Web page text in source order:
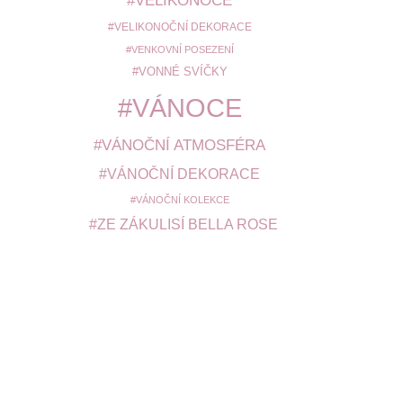
VELIKONOČNÍ DEKORACE
VENKOVNÍ POSEZENÍ
VONNÉ SVÍČKY
VÁNOCE
VÁNOČNÍ ATMOSFÉRA
VÁNOČNÍ DEKORACE
VÁNOČNÍ KOLEKCE
ZE ZÁKULISÍ BELLA ROSE